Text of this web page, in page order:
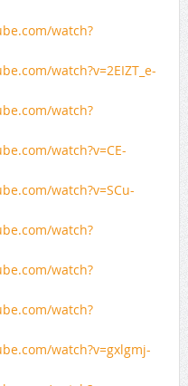
watch?
watch?v=2EIZT_e-
watch?
watch?v=CE-
watch?v=SCu-
watch?
watch?
watch?
watch?v=gxlgmj-